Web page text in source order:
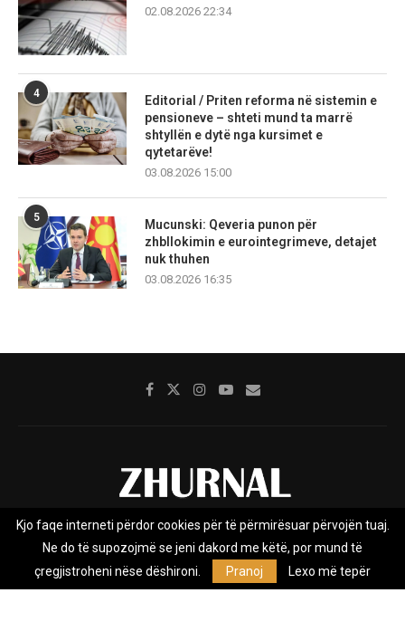
02.08.2026 22:34
4
Editorial / Priten reforma në sistemin e
pensioneve – shteti mund ta marrë
shtyllën e dytë nga kursimet e
qytetarëve!
03.08.2026 15:00
5
Mucunski: Qeveria punon për
zhbllokimin e eurointegrimeve, detajet
nuk thuhen
03.08.2026 16:35
Rreth nesh Impresumi Marketing
Privacy Policy
Zhurnal.mk është Agjenci e Lajmeve e pavarur, e themeluar në vitin
Kjo faqe interneti përdor cookies për të përmirësuar përvojën tuaj.
Ne do të supozojmë se jeni dakord me këtë, por mund të
çregjistroheni nëse dëshironi.
Pranoj Lexo më tepër